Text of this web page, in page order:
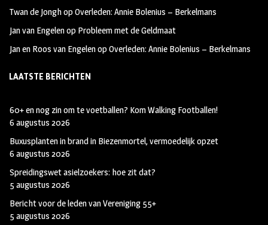
Twan de JonghopOverleden: Annie Bolenius – Berkelmans
Jan van Engelenop Probleem met de Geldmaat
Jan en Roos van EngelenopOverleden: Annie Bolenius – Berkelmans
LAATSTE BERICHTEN
60+ en nog zin om te voetballen? Kom Walking Footballen!
6 augustus 2026
Buxusplanten in brand in Biezenmortel, vermoedelijk opzet
6 augustus 2026
Spreidingswet asielzoekers: hoe zit dat?
5 augustus 2026
Bericht voor de leden van Vereniging 55+
5 augustus 2026